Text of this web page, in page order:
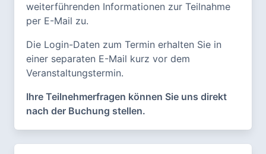
weiterführenden Informationen zur Teilnahme
per E-Mail zu.
Die Login-Daten zum Termin erhalten Sie in
einer separaten E-Mail kurz vor dem
Veranstaltungstermin.
Ihre Teilnehmerfragen können Sie uns direkt
nach der Buchung stellen.